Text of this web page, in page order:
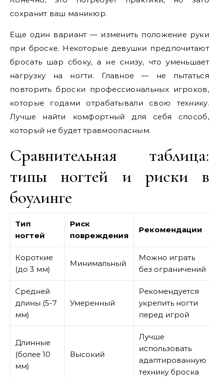
сохранит ваш маникюр.
Еще один вариант — изменить положение руки
при броске. Некоторые девушки предпочитают
бросать шар сбоку, а не снизу, что уменьшает
нагрузку на ногти. Главное — не пытаться
повторить броски профессиональных игроков,
которые годами отрабатывали свою технику.
Лучше найти комфортный для себя способ,
который не будет травмоопасным.
Сравнительная таблица:
типы ногтей и риски в
боулинге
Тип
ногтей
Риск
повреждения
Рекомендации
Короткие
(до 3 мм)
Минимальный
Можно играть
без ограничений
Средней
длины (5-7
мм)
Умеренный
Рекомендуется
укрепить ногти
перед игрой
Длинные
(более 10
мм)
Высокий
Лучше
использовать
адаптированную
технику броска